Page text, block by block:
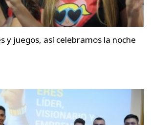
y juegos, así celebramos la noche